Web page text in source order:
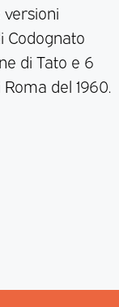
versioni
Codognato
di Tato e 6
del 1960.